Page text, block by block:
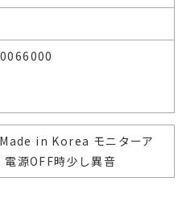
in Korea モニターア
電源OFF時少し異音